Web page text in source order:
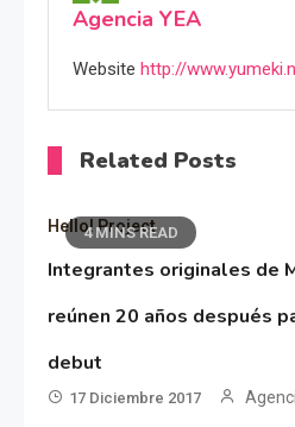
Agencia YEA
Website http://
Related Posts
4 MINS READ
Hello! Project
Integrantes originales de
reúnen 20 años después
debut
17 Diciembre 2017